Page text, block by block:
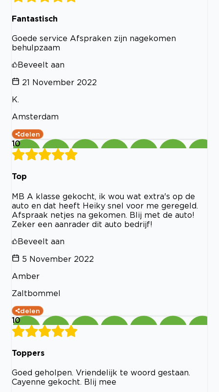
Fantastisch
Goede service Afspraken zijn nagekomen
behulpzaam
Beveelt aan
21 November 2022
K.
Amsterdam
delen
10
Top
MB A klasse gekocht, ik wou wat extra's op de
auto en dat heeft Heiky snel voor me geregeld.
Afspraak netjes na gekomen. Blij met de auto!
Zeker een aanrader dit auto bedrijf!
Beveelt aan
5 November 2022
Amber
Zaltbommel
delen
10
Toppers
Goed geholpen. Vriendelijk te woord gestaan.
Cayenne gekocht. Blij mee